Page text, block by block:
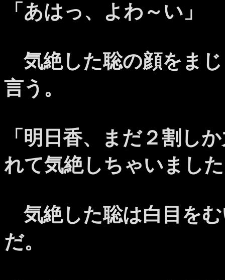
「あはっ、よわ～い」
気絶した聡の顔をま
言う。
「明日香、まだ２割し
れて気絶しちゃいまし
気絶した聡は白目を
だ。